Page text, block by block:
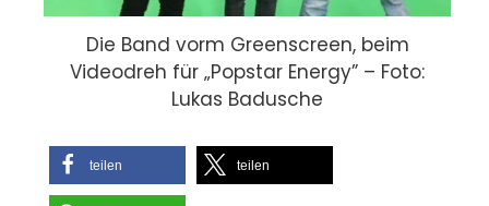
Die Band vorm Greenscreen, beim
Videodreh für „Popstar Energy” – Foto:
Lukas Badusche
teilen teilen